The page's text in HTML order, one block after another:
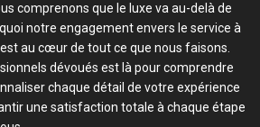
comprenons que le luxe va au-delà de
notre engagement envers le service à
au cœur de tout ce que nous faisons.
dévoués est là pour comprendre
chaque détail de votre expérience
une satisfaction totale à chaque étape